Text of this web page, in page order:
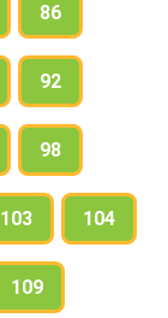
86
92
98
103 104
109